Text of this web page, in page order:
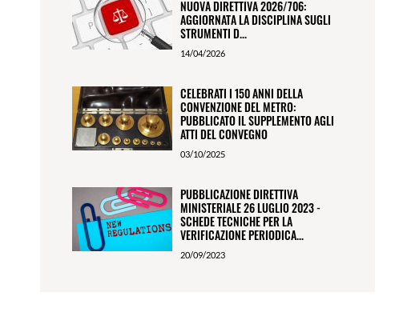
NUOVA DIRETTIVA 2026/706:
AGGIORNATA LA DISCIPLINA SUGLI
STRUMENTI D...
14/04/2026
CELEBRATI I 150 ANNI DELLA
CONVENZIONE DEL METRO:
PUBBLICATO IL SUPPLEMENTO AGLI
ATTI DEL CONVEGNO
03/10/2025
PUBBLICAZIONE DIRETTIVA
MINISTERIALE 26 LUGLIO 2023 -
SCHEDE TECNICHE PER LA
VERIFICAZIONE PERIODICA...
20/09/2023